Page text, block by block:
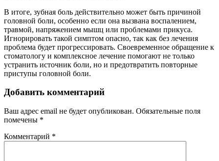
В итоге, зубная боль действительно может быть причиной
головной боли, особенно если она вызвана воспалением,
травмой, напряжением мышц или проблемами прикуса.
Игнорировать такой симптом опасно, так как без лечения
проблема будет прогрессировать. Своевременное обращение к
стоматологу и комплексное лечение помогают не только
устранить источник боли, но и предотвратить повторные
приступы головной боли.
Добавить комментарий
Ваш адрес email не будет опубликован. Обязательные поля
помечены *
Комментарий *